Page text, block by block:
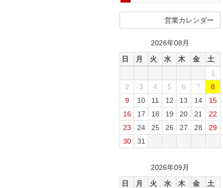
営業カレンダー
2026年08月
日
月 火 水 木 金
土
1
2
3 4 5 6 7
8
9
10 11 12 13 14
15
16
17 18 19 20 21
22
23
24 25 26 27 28
29
30
31
2026年09月
日
月 火 水 木 金 土